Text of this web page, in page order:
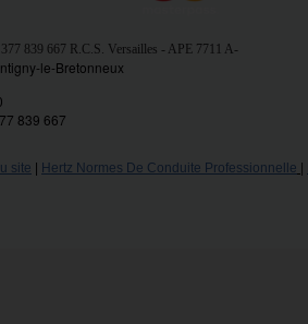
839 667 R.C.S. Versailles - APE 7711 A-
le-Bretonneux
839 667
site Hertz Normes De Conduite Professionnelle